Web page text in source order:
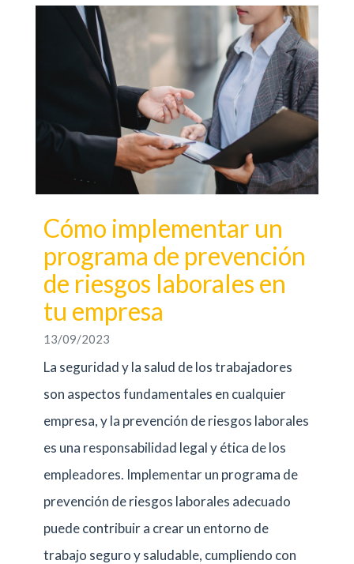
Cómo implementar un
programa de prevención
de riesgos laborales en
tu empresa
13/09/2023
La seguridad y la salud de los trabajadores
son aspectos fundamentales en cualquier
empresa, y la prevención de riesgos laborales
es una responsabilidad legal y ética de los
empleadores. Implementar un programa de
prevención de riesgos laborales adecuado
puede contribuir a crear un entorno de
trabajo seguro y saludable, cumpliendo con